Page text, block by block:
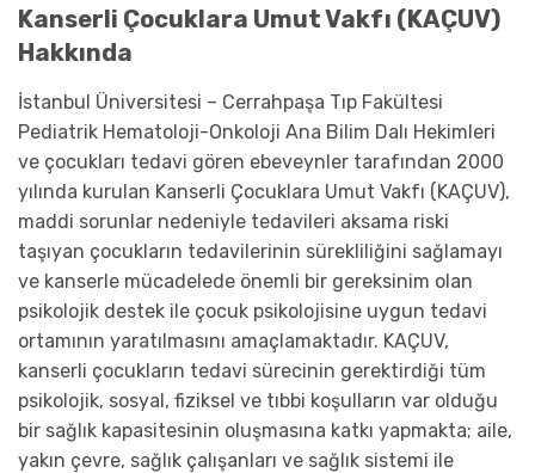
Kanserli Çocuklara Umut Vakfı (KAÇUV)
Hakkında
İstanbul Üniversitesi – Cerrahpaşa Tıp Fakültesi
Pediatrik Hematoloji-Onkoloji Ana Bilim Dalı Hekimleri
ve çocukları tedavi gören ebeveynler tarafından 2000
yılında kurulan Kanserli Çocuklara Umut Vakfı (KAÇUV),
maddi sorunlar nedeniyle tedavileri aksama riski
taşıyan çocukların tedavilerinin sürekliliğini sağlamayı
ve kanserle mücadelede önemli bir gereksinim olan
psikolojik destek ile çocuk psikolojisine uygun tedavi
ortamının yaratılmasını amaçlamaktadır. KAÇUV,
kanserli çocukların tedavi sürecinin gerektirdiği tüm
psikolojik, sosyal, fiziksel ve tıbbi koşulların var olduğu
bir sağlık kapasitesinin oluşmasına katkı yapmakta; aile,
yakın çevre, sağlık çalışanları ve sağlık sistemi ile